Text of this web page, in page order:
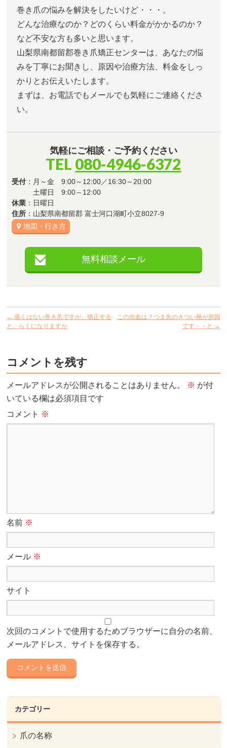
巻き爪の悩みを解決をしたいけど・・・。
どんな治療なのか？どのくらい料金がかかるのか？
など不安な方も多いと思います。
山梨県南都留郡巻き爪矯正センターは、あなたの悩
みを丁寧にお聞きし、原因や治療方法、料金をしっ
かりとお伝えいたします。
まずは、お電話でもメールでも気軽にご連絡くださ
い。
気軽にご相談・ご予約ください
TEL 080-4946-6372
受付 ：月～金 9:00～12:00／16:30～20:00
土曜日 9:00～12:00
休業 ：日曜日
住所 ：山梨県南都留郡 富士河口湖町小立8027-9
地図・行き方
無料相談メール
← 痛くはない巻き爪ですが、矯正する
と、らくになりますか
この出血は？つま先のきつい靴が原因
です・・と →
コメントを残す
メールアドレスが公開されることはありません。 ※ が付
いている欄は必須項目です
コメント ※
名前 ※
メール ※
サイト
次回のコメントで使用するためブラウザーに自分の名前、
メールアドレス、サイトを保存する。
カテゴリー
爪の名称